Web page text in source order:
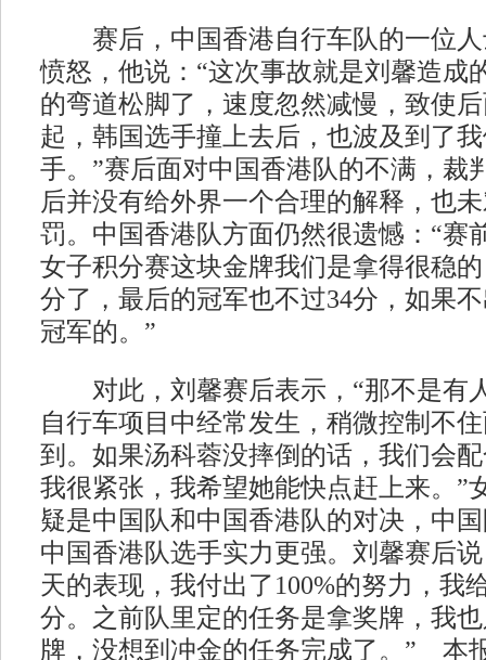
赛后，中国香港自行车队的一位人
愤怒，他说：“这次事故就是刘馨造成
的弯道松脚了，速度忽然减慢，致使
起，韩国选手撞上去后，也波及到了
手。”赛后面对中国香港队的不满，裁
后并没有给外界一个合理的解释，也
罚。中国香港队方面仍然很遗憾：“赛
女子积分赛这块金牌我们是拿得很稳
分了，最后的冠军也不过34分，如果
冠军的。”
对此，刘馨赛后表示，“那不是有
自行车项目中经常发生，稍微控制不
到。如果汤科蓉没摔倒的话，我们会
我很紧张，我希望她能快点赶上来。”
疑是中国队和中国香港队的对决，中
中国香港队选手实力更强。刘馨赛后
天的表现，我付出了100%的努力，我
分。之前队里定的任务是拿奖牌，我
牌，没想到冲金的任务完成了。” 本